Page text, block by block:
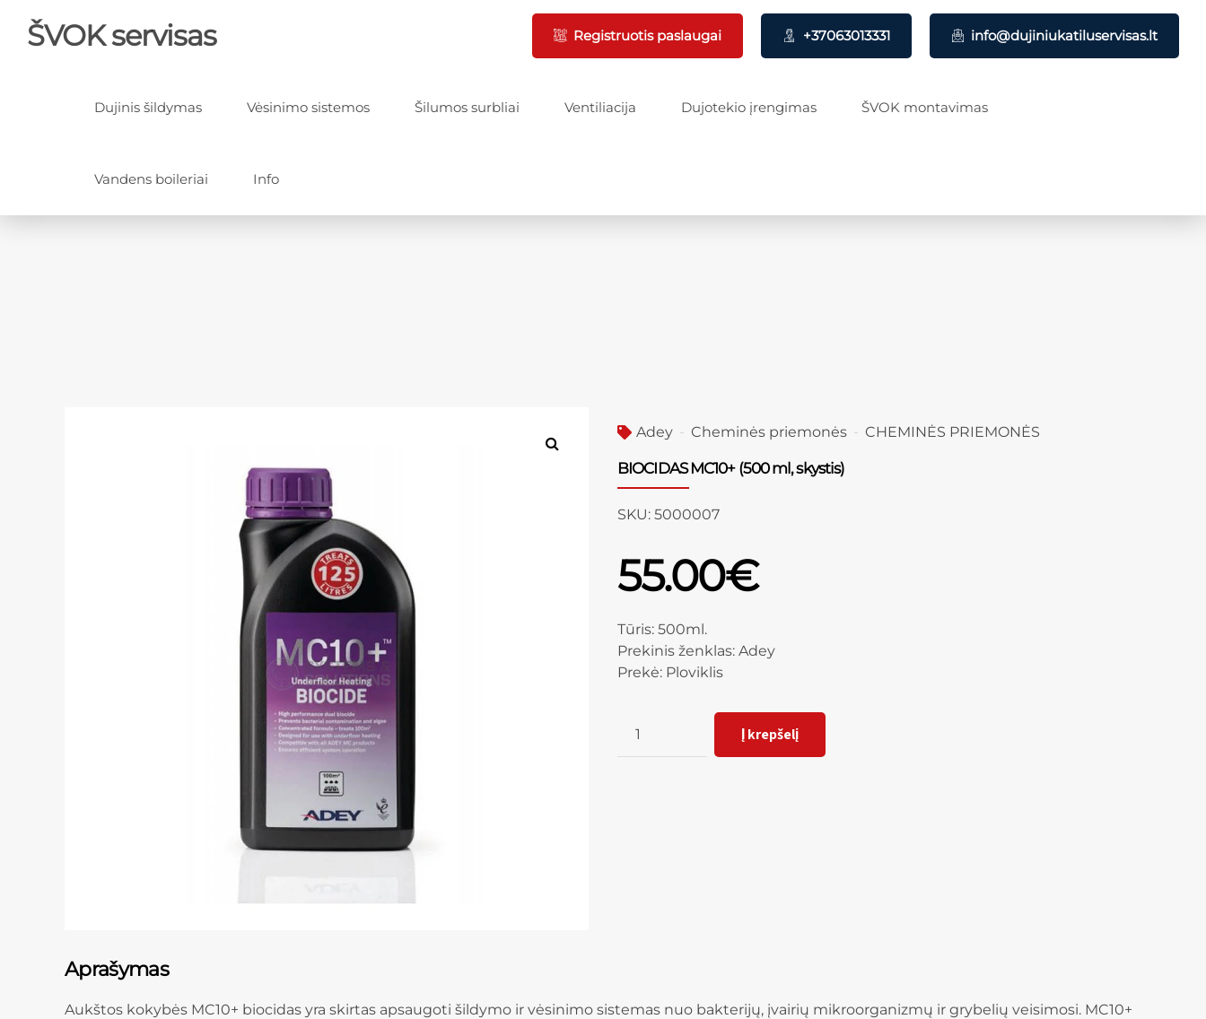
ŠVOK servisas Registruotis paslaugai +37063013331 info@dujiniukatiluservisas.lt
Dujinis šildymas Vėsinimo sistemos Šilumos surbliai Ventiliacija Dujotekio įrengimas ŠVOK montavimas
Vandens boileriai Info
Adey Cheminės priemonės CHEMINĖS PRIEMONĖS
BIOCIDAS MC10+ (500 ml, skystis)
SKU: 5000007
55.00€
Tūris: 500ml.
Prekinis ženklas: Adey
Prekė: Ploviklis
Į krepšelį
Aprašymas
Aukštos kokybės MC10+ biocidas yra skirtas apsaugoti šildymo ir vėsinimo sistemas nuo bakterijų, įvairių mikroorganizmų ir grybelių veisimosi. MC10+